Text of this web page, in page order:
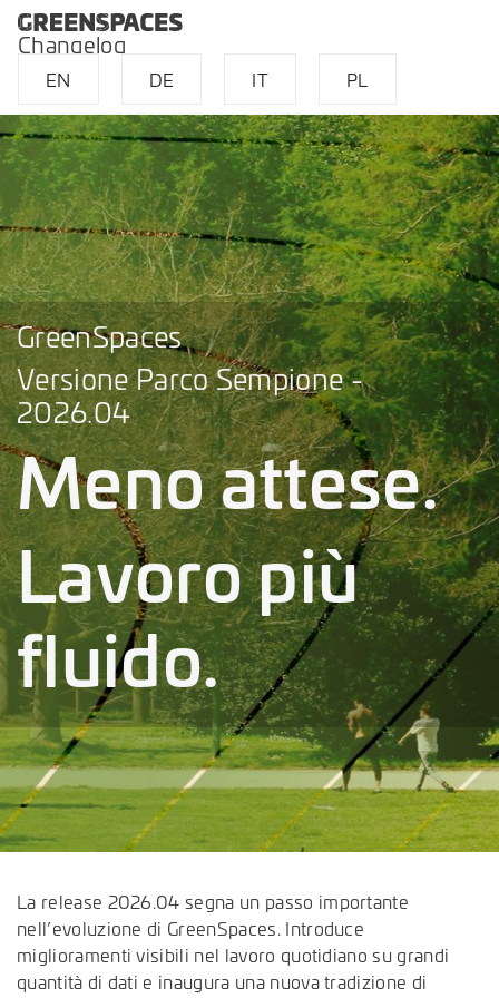
Changelog
EN DE IT PL
GreenSpaces
Versione Parco Sempione -
2026.04
Meno attese.
Lavoro più
fluido.
La release 2026.04 segna un passo importante
nell’evoluzione di GreenSpaces. Introduce
miglioramenti visibili nel lavoro quotidiano su grandi
quantità di dati e inaugura una nuova tradizione di